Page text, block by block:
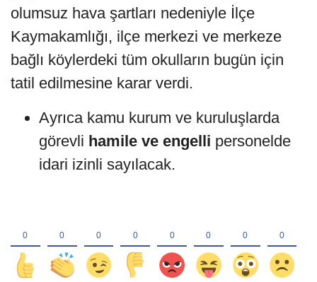
olumsuz hava şartları nedeniyle İlçe
Kaymakamlığı, ilçe merkezi ve merkeze
bağlı köylerdeki tüm okulların bugün için
tatil edilmesine karar verdi.
Ayrıca kamu kurum ve kuruluşlarda
görevli hamile ve engelli personelde
idari izinli sayılacak.